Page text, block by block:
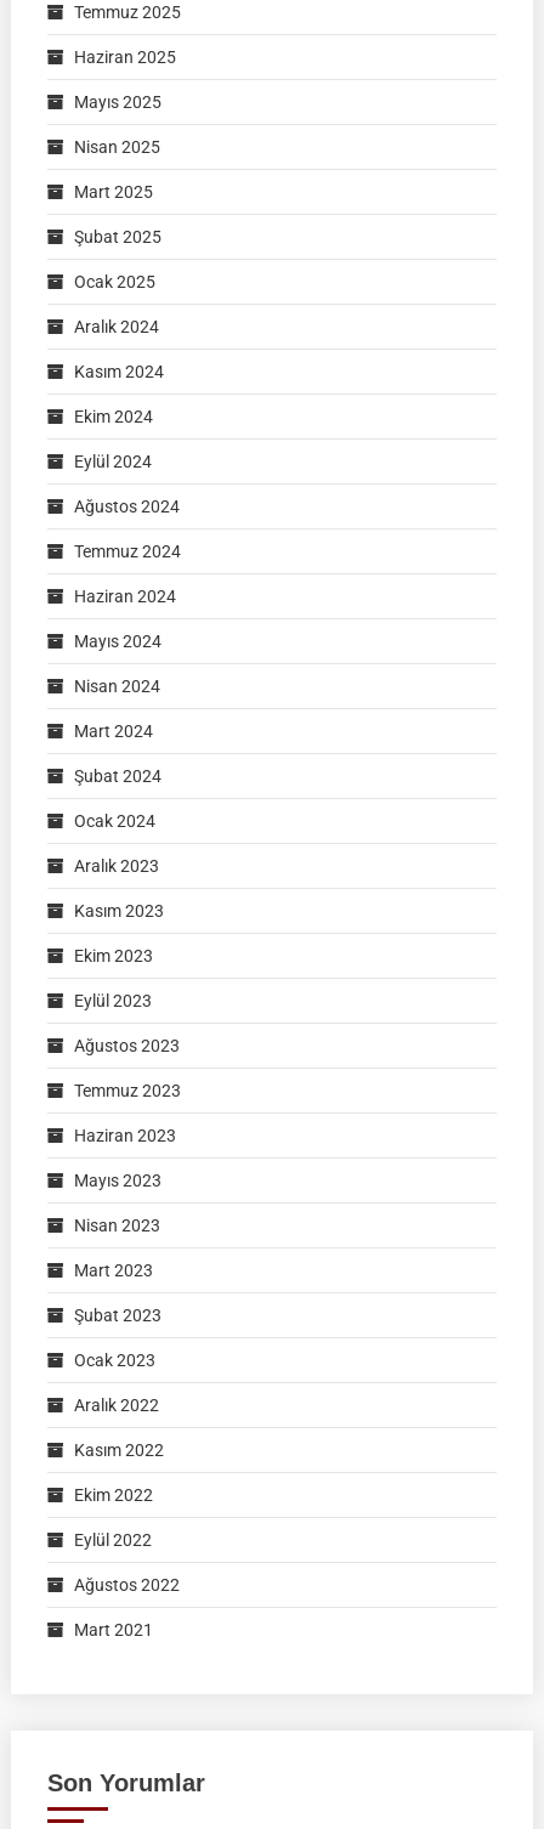
Temmuz 2025
Haziran 2025
Mayıs 2025
Nisan 2025
Mart 2025
Şubat 2025
Ocak 2025
Aralık 2024
Kasım 2024
Ekim 2024
Eylül 2024
Ağustos 2024
Temmuz 2024
Haziran 2024
Mayıs 2024
Nisan 2024
Mart 2024
Şubat 2024
Ocak 2024
Aralık 2023
Kasım 2023
Ekim 2023
Eylül 2023
Ağustos 2023
Temmuz 2023
Haziran 2023
Mayıs 2023
Nisan 2023
Mart 2023
Şubat 2023
Ocak 2023
Aralık 2022
Kasım 2022
Ekim 2022
Eylül 2022
Ağustos 2022
Mart 2021
Son Yorumlar